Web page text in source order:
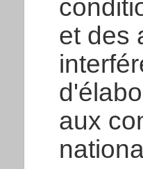
et des
aux